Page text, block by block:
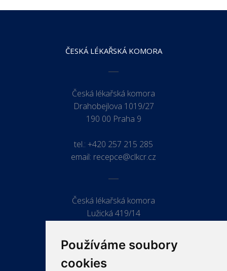
Používáme soubory
cookies
ČESKÁ LÉKAŘSKÁ KOMORA
Česká lékařská komora
Drahobejlova 1019/27
190 00 Praha 9
tel.: +420 257 215 285
email: recepce@clkcr.cz
Česká lékařská komora
Lužická 419/14